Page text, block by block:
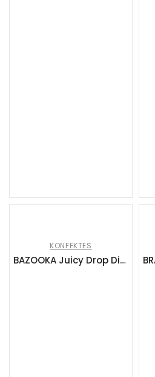
KONFEKTES
BAZOOKA Juicy Drop Dipperz Cherry želejas nūjiņas (8x96g)